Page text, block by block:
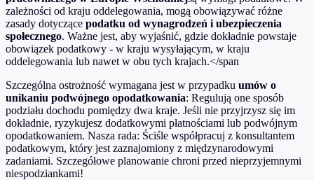
zależności od kraju oddelegowania, mogą obowiązywać różne
zasady dotyczące podatku od wynagrodzeń i ubezpieczenia
społecznego. Ważne jest, aby wyjaśnić, gdzie dokładnie powstaje
obowiązek podatkowy - w kraju wysyłającym, w kraju
oddelegowania lub nawet w obu tych krajach.</span
Szczególna ostrożność wymagana jest w przypadku umów o
unikaniu podwójnego opodatkowania: Regulują one sposób
podziału dochodu pomiędzy dwa kraje. Jeśli nie przyjrzysz się im
dokładnie, ryzykujesz dodatkowymi płatnościami lub podwójnym
opodatkowaniem. Nasza rada: Ściśle współpracuj z konsultantem
podatkowym, który jest zaznajomiony z międzynarodowymi
zadaniami. Szczegółowe planowanie chroni przed nieprzyjemnymi
niespodziankami!